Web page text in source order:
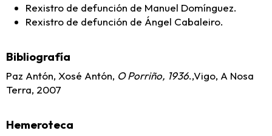
Rexistro de defunción de Manuel Domínguez.
Rexistro de defunción de Ángel Cabaleiro.
Bibliografía
Paz Antón, Xosé Antón, O Porriño, 1936.,Vigo, A Nosa
Terra, 2007
Hemeroteca